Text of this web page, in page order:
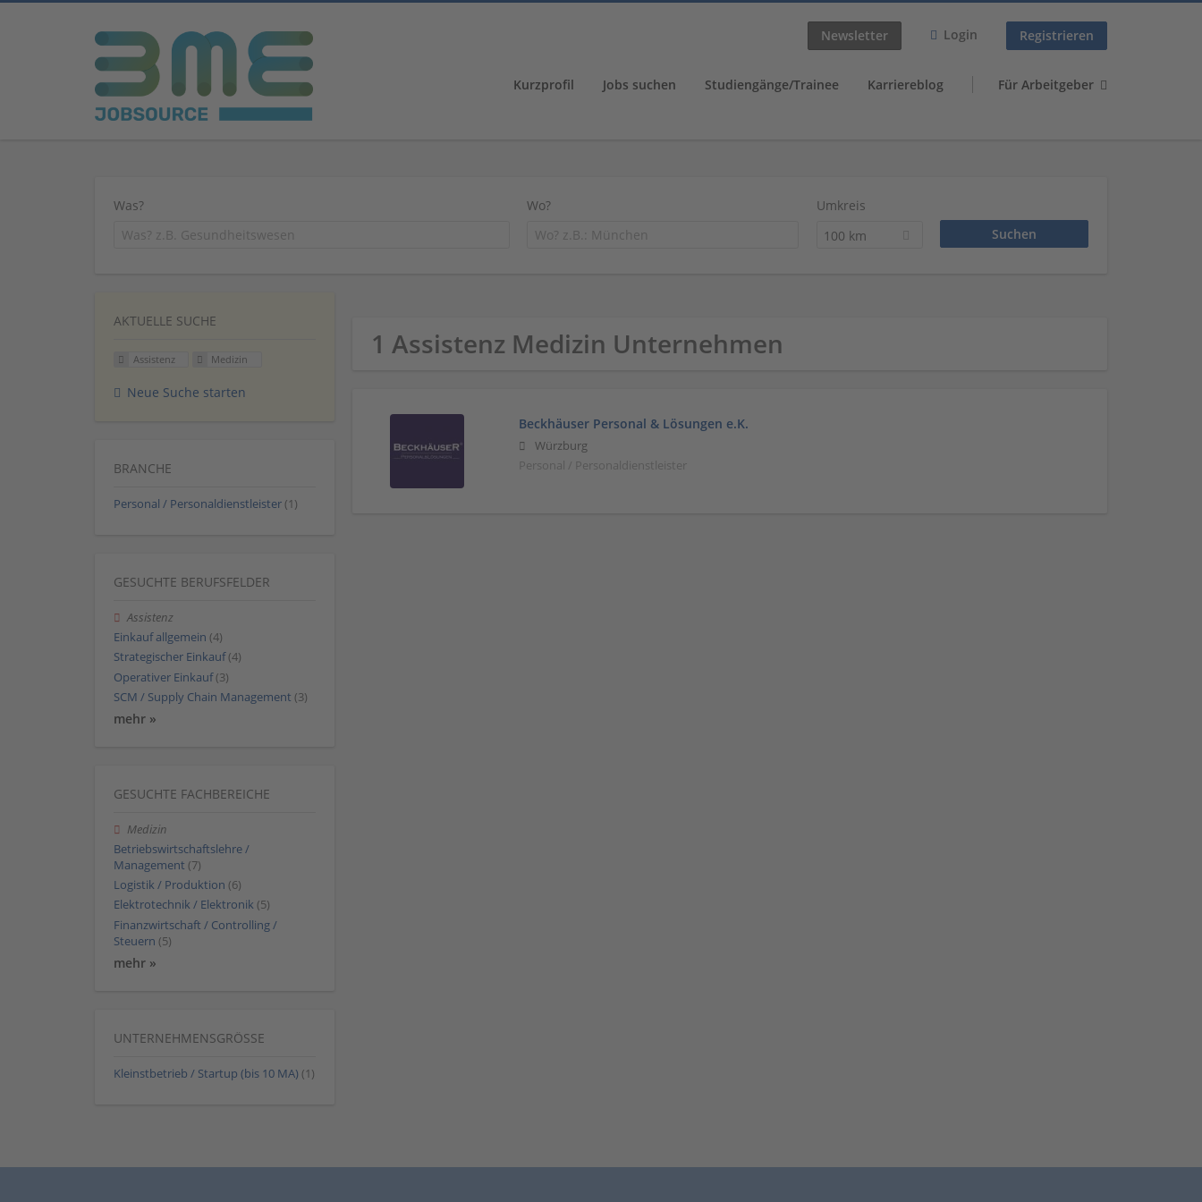
Newsletter Login Registrieren
Kurzprofil Jobs suchen Studiengänge/Trainee Karriereblog Für Arbeitgeber
Was? Wo?
Umkreis
100 km
1 Assistenz Medizin Unternehmen
Beckhäuser Personal & Lösungen e.K.
Würzburg
Personal / Personaldienstleister
AKTUELLE SUCHE
Assistenz Medizin
Neue Suche starten
BRANCHE
Personal / Personaldienstleister (1)
GESUCHTE BERUFSFELDER
Assistenz
Einkauf allgemein (4)
Strategischer Einkauf (4)
Operativer Einkauf (3)
SCM / Supply Chain Management (3)
mehr »
GESUCHTE FACHBEREICHE
Medizin
Betriebswirtschaftslehre /
Management (7)
Logistik / Produktion (6)
Elektrotechnik / Elektronik (5)
Finanzwirtschaft / Controlling /
Steuern (5)
mehr »
UNTERNEHMENSGRÖSSE
Kleinstbetrieb / Startup (bis 10 MA) (1)